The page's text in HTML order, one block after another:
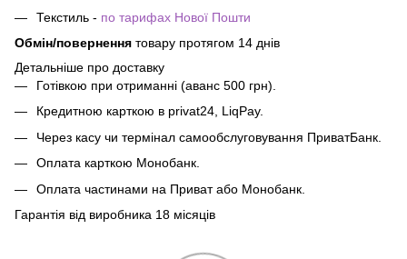
Текстиль - по тарифах Нової Пошти
Обмін/повернення товару протягом 14 днів
Детальніше про доставку
Готівкою при отриманні (аванс 500 грн).
Кредитною карткою в privat24, LiqPay.
Через касу чи термінал самообслуговування ПриватБанк.
Оплата карткою Монобанк.
Оплата частинами на Приват або Монобанк.
Гарантія від виробника 18 місяців